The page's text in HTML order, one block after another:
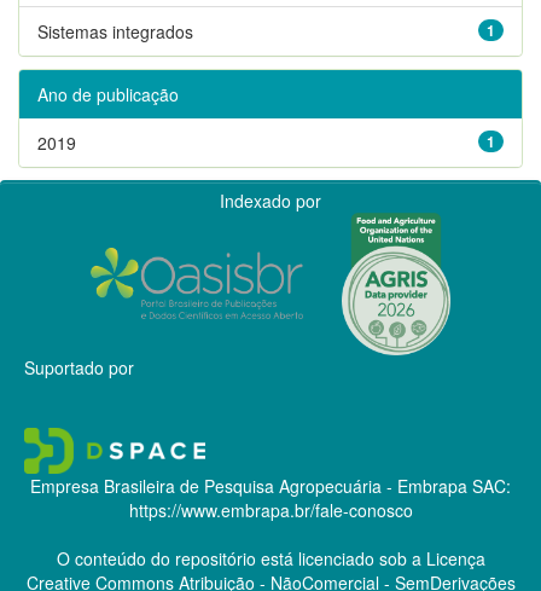
1
Sistemas integrados
Ano de publicação
1
2019
Indexado por
Suportado por
Empresa Brasileira de Pesquisa Agropecuária - Embrapa SAC:
https://www.embrapa.br/fale-conosco
O conteúdo do repositório está licenciado sob a Licença
Creative CommonsAtribuição - NãoComercial - SemDerivações